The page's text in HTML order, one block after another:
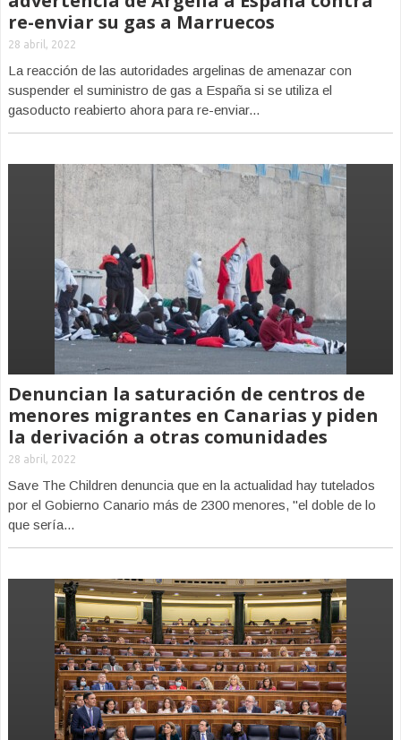
re-enviar su gas a Marruecos
28 abril, 2022
La reacción de las autoridades argelinas de amenazar con
suspender el suministro de gas a España si se utiliza el
gasoducto reabierto ahora para re-enviar...
Denuncian la saturación de centros de
menores migrantes en Canarias y piden
la derivación a otras comunidades
28 abril, 2022
Save The Children denuncia que en la actualidad hay tutelados
por el Gobierno Canario más de 2300 menores, "el doble de lo
que sería...